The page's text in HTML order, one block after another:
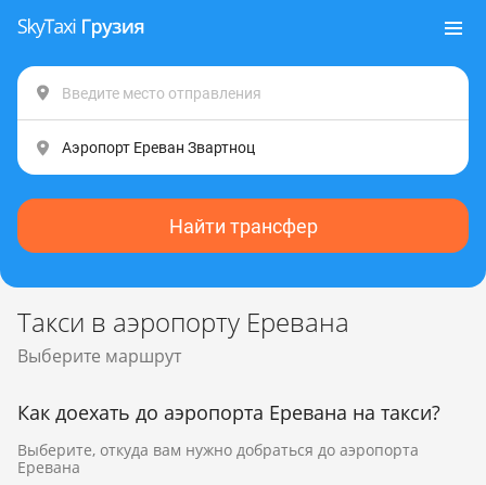
Найти трансфер
Такси в аэропорту Еревана
Выберите маршрут
Как доехать до аэропорта Еревана на такси?
Выберите, откуда вам нужно добраться до аэропорта
Еревана